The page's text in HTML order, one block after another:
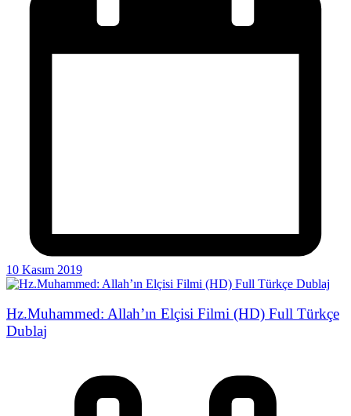
10 Kasım 2019
Hz.Muhammed: Allah’ın Elçisi Filmi (HD) Full Türkçe
Dublaj